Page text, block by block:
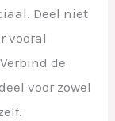
Deel niet
vooral
de
voor zowel